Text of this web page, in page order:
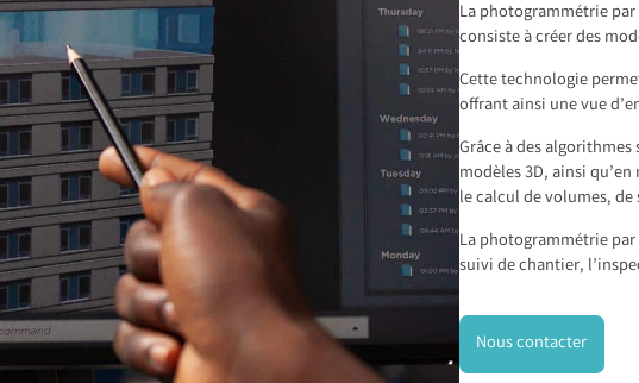
La photogrammétrie
consiste à créer des
Cette technologie
offrant ainsi une vue
Grâce à des
modèles 3D, ainsi
le calcul de volumes, de
La photogrammétrie
suivi de chantier,
Nous contacter